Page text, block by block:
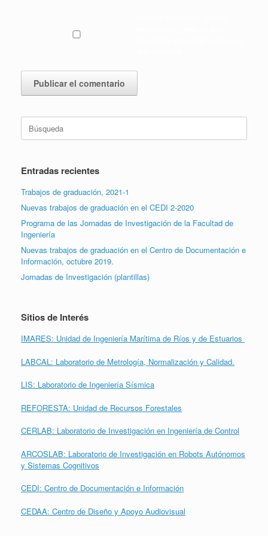
Entradas recientes
Trabajos de graduación, 2021-1
Nuevas trabajos de graduación en el CEDI 2-2020
Programa de las Jornadas de Investigación de la Facultad de
Ingeniería
Nuevas trabajos de graduación en el Centro de Documentación e
Información, octubre 2019.
Jornadas de Investigación (plantillas)
Sitios de Interés
IMARES: Unidad de Ingeniería Marítima de Ríos y de Estuarios
LABCAL: Laboratorio de Metrología, Normalización y Calidad.
LIS: Laboratorio de Ingeniería Sísmica
REFORESTA: Unidad de Recursos Forestales
CERLAB: Laboratorio de Investigación en Ingeniería de Control
ARCOSLAB: Laboratorio de Investigación en Robots Autónomos
y Sistemas Cognitivos
CEDI: Centro de Documentación e Información
CEDAA: Centro de Diseño y Apoyo Audiovisual